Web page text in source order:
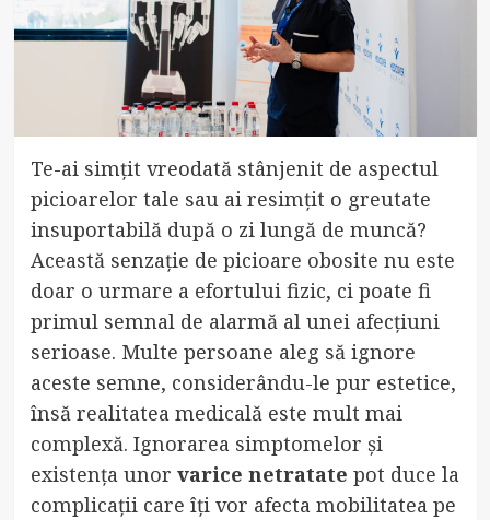
Te-ai simțit vreodată stânjenit de aspectul
picioarelor tale sau ai resimțit o greutate
insuportabilă după o zi lungă de muncă?
Această senzație de picioare obosite nu este
doar o urmare a efortului fizic, ci poate fi
primul semnal de alarmă al unei afecțiuni
serioase. Multe persoane aleg să ignore
aceste semne, considerându-le pur estetice,
însă realitatea medicală este mult mai
complexă. Ignorarea simptomelor și
existența unor varice netratate pot duce la
complicații care îți vor afecta mobilitatea pe